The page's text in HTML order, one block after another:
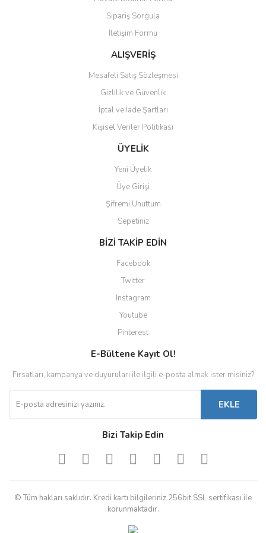
Ürün bilgilerinde hatalar bulunuyor.
Ürün fiyatı diğer sitelerden daha pahalı.
Bu ürüne benzer farklı alternatifler olmalı.
Gönder
Sipariş Sorgula
İletişim Formu
ALIŞVERİŞ
Mesafeli Satış Sözleşmesi
Gizlilik ve Güvenlik
İptal ve İade Şartları
Kişisel Veriler Politikası
ÜYELİK
Yeni Üyelik
Üye Girişi
Şifremi Unuttum
Sepetiniz
BİZİ TAKİP EDİN
Facebook
Twitter
Instagram
Youtube
Pinterest
E-Bültene Kayıt Ol!
Fırsatları, kampanya ve duyuruları ile ilgili e-posta almak ister misiniz?
EKLE
Bizi Takip Edin
© Tüm hakları saklıdır. Kredi kartı bilgileriniz 256bit SSL sertifikası ile
korunmaktadır.